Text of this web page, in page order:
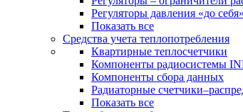
Регуляторы давления «до
Показать все
Средства учета теплопотребления
Квартирные теплосчетчики
Компоненты радиосистемы
Компоненты сбора данных
Радиаторные
Показать все